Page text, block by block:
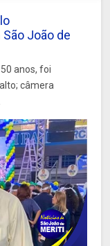
João de
anos, foi
câmera